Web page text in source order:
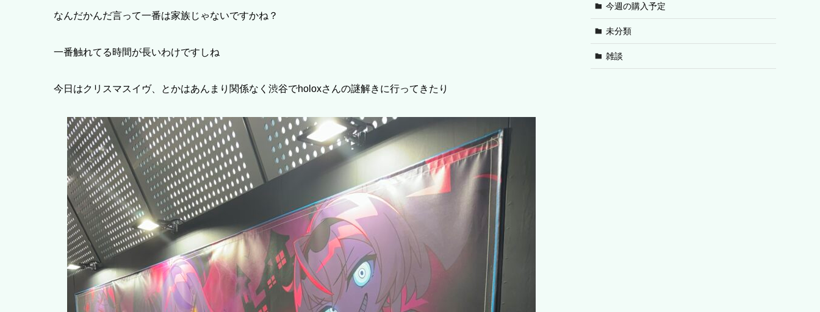
なんだかんだ言って一番は家族じゃないですかね？
一番触れてる時間が長いわけですしね
今日はクリスマスイヴ、とかはあんまり関係なく渋谷でholoxさんの謎解きに行ってきたり
今週の購入予定
未分類
雑談